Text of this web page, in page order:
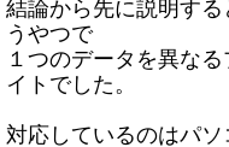
結論から先に説明す
うやつで
１つのデータを異な
イトでした。
対応しているのはパ